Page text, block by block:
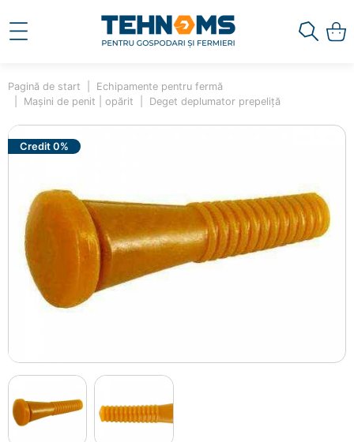
Pagină de start
Echipamente pentru fermă
Mașini de penit | opărit
Deget deplumator prepeliță
Credit 0%
Ai adăugat în coș
Mai adaugă produse
Finalizează comanda